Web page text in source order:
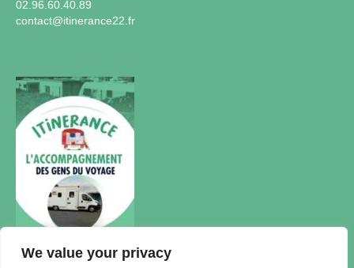
We value your privacy
02.96.60.40.89
contact@itinerance22.fr